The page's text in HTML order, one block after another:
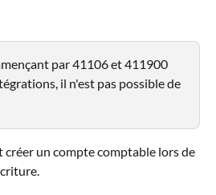
par 41106 et 411900
il n'est pas possible de
créer un compte comptable lors de